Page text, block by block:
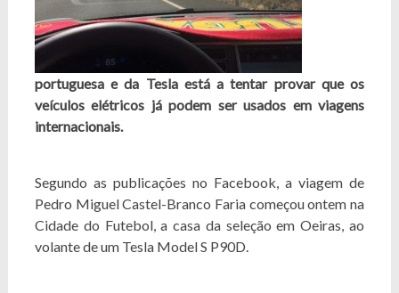
portuguesa e da Tesla está a tentar provar que os
veículos elétricos já podem ser usados em viagens
internacionais.
Segundo as publicações no Facebook, a viagem de
Pedro Miguel Castel-Branco Faria começou ontem na
Cidade do Futebol, a casa da seleção em Oeiras, ao
volante de um Tesla Model S P90D.